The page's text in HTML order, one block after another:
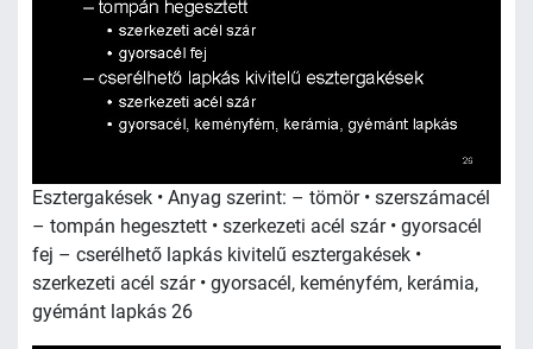
Esztergakések • Anyag szerint: – tömör • szerszámacél
– tompán hegesztett • szerkezeti acél szár • gyorsacél
fej – cserélhető lapkás kivitelű esztergakések •
szerkezeti acél szár • gyorsacél, keményfém, kerámia,
gyémánt lapkás 26